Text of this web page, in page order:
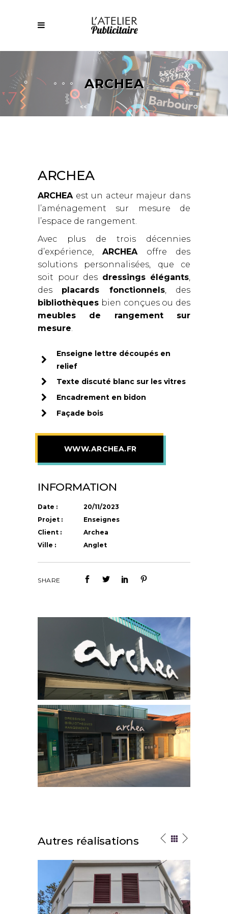
ARCHEA
ARCHEA
ARCHEAest un acteur majeur dans
l’aménagement sur mesure de
l’espace de rangement.
Avec plus de trois décennies
d’expérience,ARCHEAoffre des
solutions personnalisées, que ce
soit pour des dressings élégants,
des placards fonctionnels, des
bibliothèques bien conçues ou des
meubles de rangement sur
mesure.
Enseigne lettre découpés en
relief
Texte discuté blanc sur les vitres
Encadrement en bidon
Façade bois
WWW.ARCHEA.FR
INFORMATION
Date :
20/11/2023
Projet :
Enseignes
Client :
Archea
Ville :
Anglet
SHARE
Autres réalisations